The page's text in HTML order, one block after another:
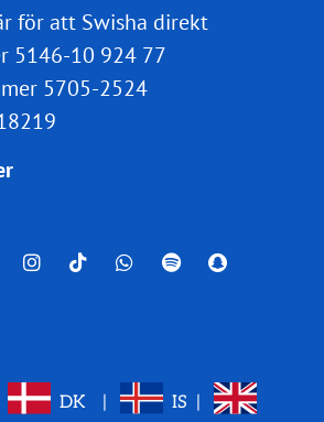
för att Swisha direkt
5146-10 924 77
5705-2524
DK IS